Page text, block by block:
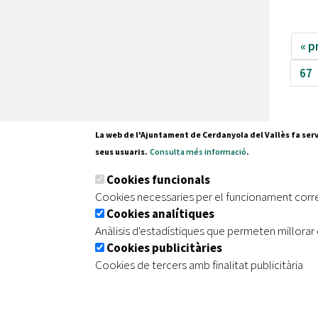
«
67
Tel.
| Avís legal | Protecció de dades
La web de l'Ajuntament de Cerdanyola del Vallès fa
seus usuaris. Consulta més informació.
Cookies funcionals
Cookies necessaries per el funcionament
Cookies analítiques
Anàlisis d'estadístiques que permeten
Cookies publicitàries
Cookies de tercers amb finalitat publicitària